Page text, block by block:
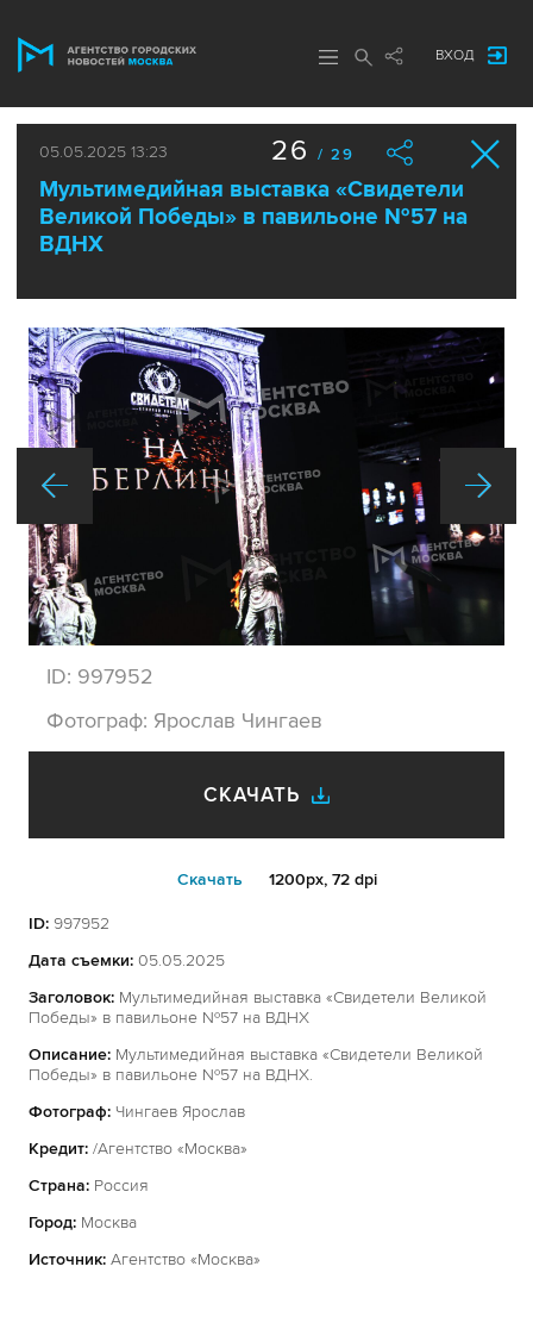
ВХОД
05.05.2025 13:23
Мультимедийная выставка «Свидетели
Великой Победы» в павильоне №57 на
ВДНХ
26 / 29
ID: 997952
Фотограф: Ярослав Чингаев
СКАЧАТЬ
Cкачать 1200px, 72 dpi
ID: 997952
Дата съемки: 05.05.2025
Заголовок: Мультимедийная выставка «Свидетели Великой
Победы» в павильоне №57 на ВДНХ
Описание: Мультимедийная выставка «Свидетели Великой
Победы» в павильоне №57 на ВДНХ.
Фотограф: Чингаев Ярослав
Кредит: /Агентство «Москва»
Страна: Россия
Город: Москва
Источник: Агентство «Москва»